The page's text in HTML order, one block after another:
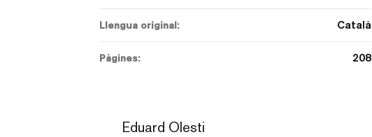
Llengua original: Català
Pàgines: 208
Eduard Olesti